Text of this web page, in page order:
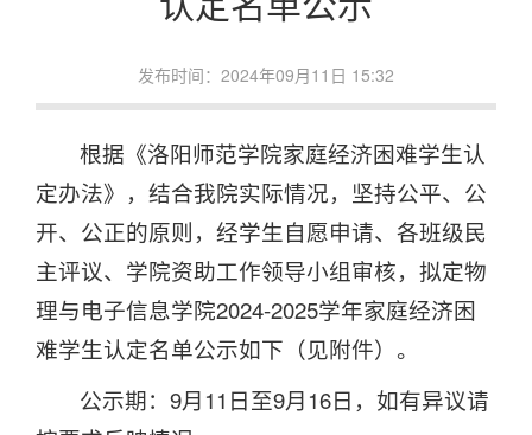
发布时间：2024年09月11日 15:32
根据《洛阳师范学院家庭经济困难学生认
定办法》，结合我院实际情况，坚持公平、公
开、公正的原则，经学生自愿申请、各班级民
主评议、学院资助工作领导小组审核，拟定物
理与电子信息学院2024-2025学年家庭经济困
难学生认定名单公示如下（见附件）。
公示期：9月11日至9月16日，如有异议请